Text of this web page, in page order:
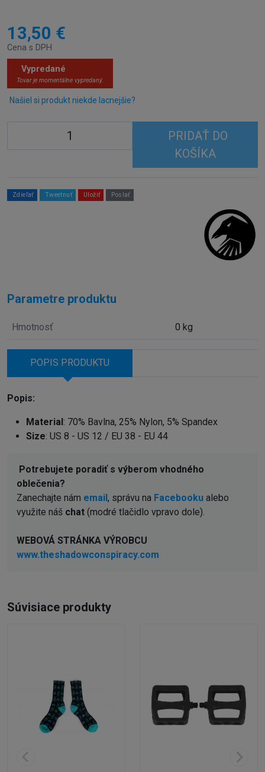
13,50 €
Cena s DPH
Vypredané
Tovar je momentálne vypredaný.
Našiel si produkt niekde lacnejšie?
PRIDAŤ DO
KOŠÍKA
Zdieľať Tweetnuť Uložiť Poslať
Parametre produktu
Hmotnosť 0 kg
POPIS PRODUKTU
Popis:
Material: 70% Bavlna, 25% Nylon, 5% Spandex
Size: US 8 - US 12 / EU 38 - EU 44
Potrebujete poradiť s výberom vhodného
oblečenia?
Zanechajte nám email, správu na Facebooku alebo
využite náš chat (modré tlačidlo vpravo dole).
WEBOVÁ STRÁNKA VÝROBCU
www.theshadowconspiracy.com
Súvisiace produkty